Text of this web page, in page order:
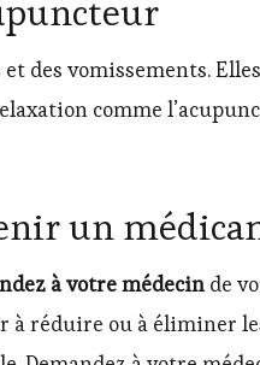
des vomissements.
comme
un
à votre médecinde
réduire ou à éliminer